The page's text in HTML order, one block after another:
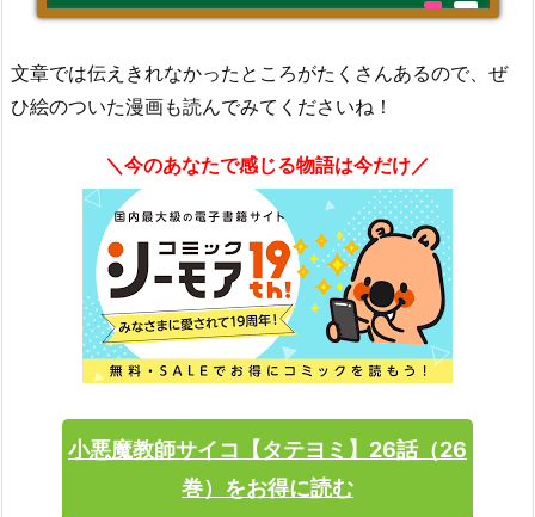
文章では伝えきれなかったところがたくさんあるので、ぜ
ひ絵のついた漫画も読んでみてくださいね！
＼今のあなたで感じる物語は今だけ／
小悪魔教師サイコ【タテヨミ】26話（26
巻）をお得に読む